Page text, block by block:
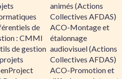
de
: CMMI
de gestion
animés (Actions
Collectives AFDAS)
ACO-Montage et
étalonnage
audiovisuel (Actions
Collectives AFDAS)
ACO-Promotion et